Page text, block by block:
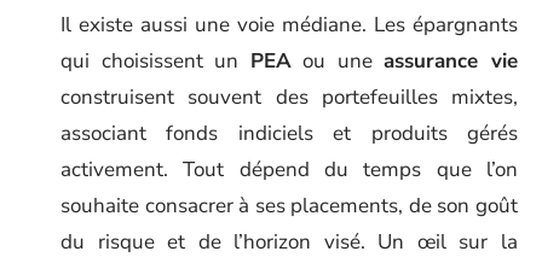
Il existe aussi une voie médiane. Les épargnants
qui choisissent un PEAou uneassurance vie
construisent souvent des portefeuilles mixtes,
associant fonds indiciels et produits gérés
activement. Tout dépend du temps que l’on
souhaite consacrer à ses placements, de son goût
du risque et de l’horizon visé. Un œil sur la